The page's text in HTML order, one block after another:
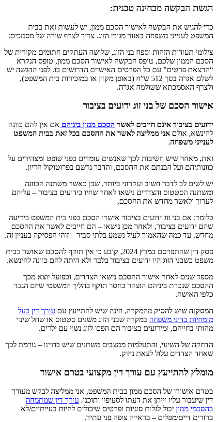
מבחינה טכנית:
את הבקשה לאישור הסכם ממון, יש לעשות זאת בבית
משפחה באזור מגורי הזוג. צריך לצרף שורה של מסמכים:
הזהות וספח בני הזוג, שלושה העתקים חתומים מקורית של
שלכם, טופס הבקשה לאישור הסכם ממון, טופס הנקרא
עם כל הפרטים האישיים הדרושים בו. לפני ההגשה יש
לשלם אגרה בסך 512 ש”ח (באופן מקוון או במזכירות בית המשפט),
ששולמה אגרה.
של בני זוג ידועים בציבור
אינם חייבים לאשרהסכם ממון ביניהםאם אין להם כוונה
אני ממליצה לאשר את ההסכם בכל זאת בבית המשפט
.
שיש חשיבות לכך שאנשים עומדים בפני שופט ומצהירים על
ועל הבנתם את ההסכם, והדבר נרשם בפרוטוקול הדיון.
לדבר חשוב ועקרוני ביותר, שכן כאשר משתנה הכוונה
והצדדים נישאו לאחר שחיו כידועים בציבור – עליהם
מחדש את ההסכם,
זוג ידועים בציבור אישרו הסכם בפני בית המשפט בידיעה
בציבור, ולאחר מכן נישאו – הם חייבים לאשר את ההסכם
שהאמור לעיל נשמע בלתי סביר – זוהי הפסיקה בעניין זה.
פסק דין שהתפרסם במרץ 2024, קובע כי אין תוקף להסכם שאושר בבית
הזוג היו ידועים בציבור בלבד ולא היתה להם כוונה להינשא.
לאחר אישור ההסכם נישאו הצדדים, וכפועל יוצא מכך
ביניהם הוצהר כחסר תוקף בהליך המשפטי שיזם הגבר
להסיק מהמקרה, הינה שיש להתייעץ עםעורך דין בעל
משפחהבמקרה שבני הזוג משנים סטטוס או שחל שינוי
ומידועים בציבור הם הפכו לזוג נשוי עם ילדים.
והתעלמות ממצבים משתנים שיש בחיינו – גורמת לכך
עלול לצאת ניזוק.
עם עורך דין מקצועי בטרם אישור
של הסכם ממון בבית המשפט, אני ממליצה לבקש מעורך
עליו וייתן את דעתו לסעיפיו ותוכנו.עורך דין שמתמחה
יכול לגלות סוגיות ופרטים שיכולים להיות בעייתיים/לא
מפלים – בראייה צופה פני עתיד.